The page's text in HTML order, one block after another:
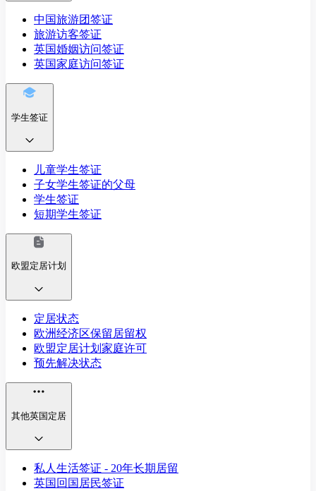
中国旅游团签证
旅游访客签证
英国婚姻访问签证
英国家庭访问签证
学生签证
儿童学生签证
子女学生签证的父母
学生签证
短期学生签证
欧盟定居计划
定居状态
欧洲经济区保留居留权
欧盟定居计划家庭许可
预先解决状态
其他英国定居
私人生活签证 - 20年长期居留
英国回国居民签证